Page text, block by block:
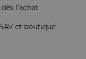
l’achat
et boutique